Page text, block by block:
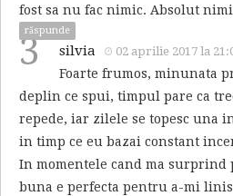
fost sa nu fac nimic. Absolut
răspunde
3 silvia 02 aprilie 2017 la
Foarte frumos, minunata
deplin ce spui, timpul pare ca
repede, iar zilele se topesc una
in timp ce eu bazai constant
In momentele cand ma surprind
buna e perfecta pentru a-mi